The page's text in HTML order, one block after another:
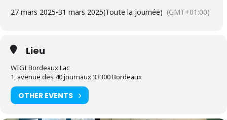
27 mars 2025-31 mars 2025(Toute la journée) (GMT+01:00)
Lieu
WIGI Bordeaux Lac
1, avenue des 40 journaux 33300 Bordeaux
OTHER EVENTS